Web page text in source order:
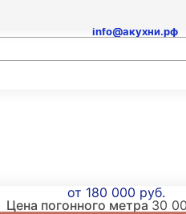
info@акухни.рф
от 180 000 руб.
Цена погонного метра30